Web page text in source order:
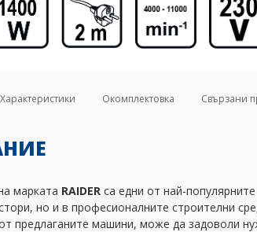
Характеристики Окомплектовка Свързани
марката RAIDERса едни от най-
но и в професионалните строителни
предлаганите машини, може да задоволи